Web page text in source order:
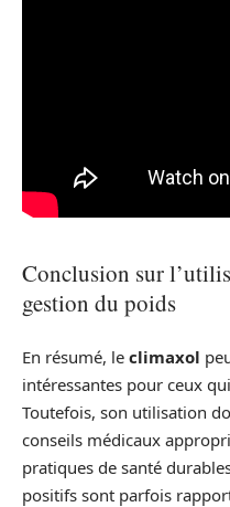
Conclusion sur
gestion du poids
En résumé, le climaxol
intéressantes pour ceux
Toutefois, son utilisation
conseils médicaux
pratiques de santé
positifs sont parfois